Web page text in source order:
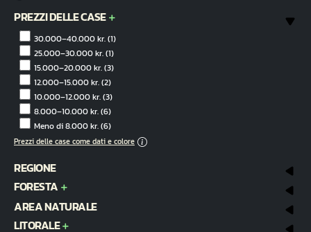
PREZZI DELLE CASE
30.000–40.000 kr.(1)
25.000–30.000 kr.(1)
15.000–20.000 kr.(3)
12.000–15.000 kr.(2)
10.000–12.000 kr.(3)
8.000–10.000 kr.(6)
Meno di 8.000 kr.(6)
Prezzi delle case come dati e colore
REGIONE
FORESTA
AREA NATURALE
LITORALE